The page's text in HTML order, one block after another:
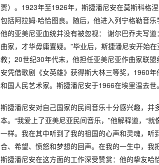
贾）。1923年至1926年，斯捷潘尼安在莫斯科格
包括阿拉姆·哈恰图良。随后，他进入列宁格勒音乐
他的亚美尼亚血统并没有被忽视： 谢尔巴乔夫写
曲家，才华毋庸置疑。”毕业后，斯捷潘尼安开始
教；20世纪30年代末，他担任亚美尼亚作曲家联
安凭借歌剧《女英雄》获得斯大林三等奖，1960
和国人民艺术家。斯捷潘尼安于1966在埃里温去世。
斯捷潘尼安对自己国家的民间音乐十分感兴趣，并
本。“我爱上了亚美尼亚民间音乐，”他解释道，“
一样。我在其中听到了我的祖国的心声和灵魂，听
合、希望、愤怒和梦想的回声。在我的一生中，我
斯捷潘尼安在这方面的工作深受赞赏：他的挚友哈